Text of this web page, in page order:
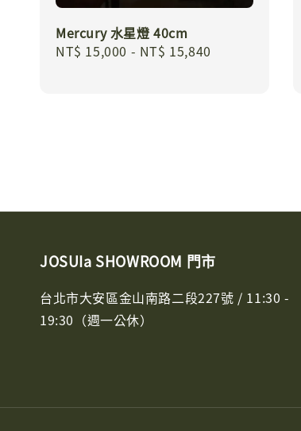
Mercury 水星燈 40cm
Regular
NT$ 15,000 - NT$ 15,840
JOSUIa SHOWROOM 門市
台北市大安區金山南路二段227號 / 11:30 -
19:30（週一公休）